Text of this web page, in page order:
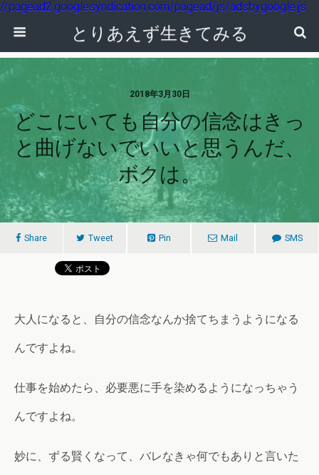
//pagead2.googlesyndication.com/pagead/js/adsbygoogle.js
とりあえず生きてみる
2018年3月30日
どこにいても自分の信念はきっ
と曲げないでいいと思うんだ、
ボクは。
Share Tweet Pin Mail SMS
大人になると、自分の信念なんか捨てちまうようになる
んですよね。
仕事を始めたら、必要悪に手を染めるようになっちゃう
んですよね。
妙に、ずる賢くなって、バレなきゃ何でもありと言いた